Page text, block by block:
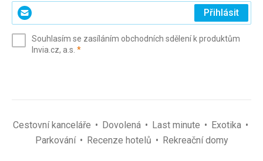
Zadejte
svůj
(povinné)
Přihlásit
Souhlasím se zasíláním obchodních sdělení k produktům
Invia.cz, a.s. *(povinné)
Cestovní kanceláře Dovolená Last minute
Exotika
Parkování
Recenze hotelů Rekreační domy